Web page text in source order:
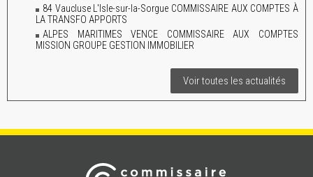
84 Vaucluse L'Isle-sur-la-Sorgue COMMISSAIRE AUX COMPTES À
LA TRANSFO APPORTS
ALPES MARITIMES VENCE COMMISSAIRE AUX COMPTES
MISSION GROUPE GESTION IMMOBILIER
Voir toutes les actualités